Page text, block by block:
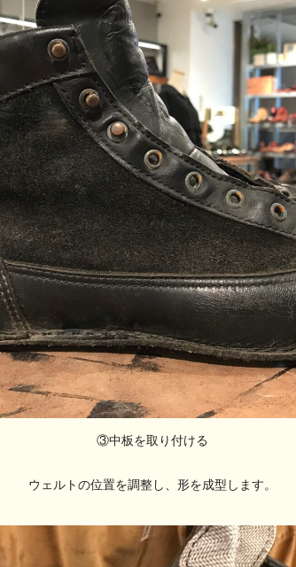
③中板を取り付ける
ウェルトの位置を調整し、形を成型します。